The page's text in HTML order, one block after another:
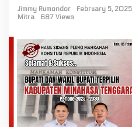
l
G
a
Jimmy Rumondor
February 5, 2025
Mitra
687 Views